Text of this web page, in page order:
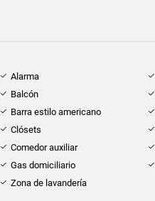
Alarma
Balcón
Barra estilo americano
Clósets
Comedor auxiliar
Gas domiciliario
Zona de lavandería